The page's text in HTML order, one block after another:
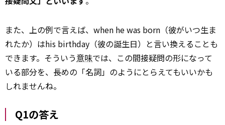
また、上の例で言えば、when he was born（彼がいつ生ま
れたか）はhis birthday（彼の誕生日）と言い換えることも
できます。そういう意味では、この間接疑問の形になって
いる部分を、長めの「名詞」のようにとらえてもいいかも
しれませんね。
Q1の答え